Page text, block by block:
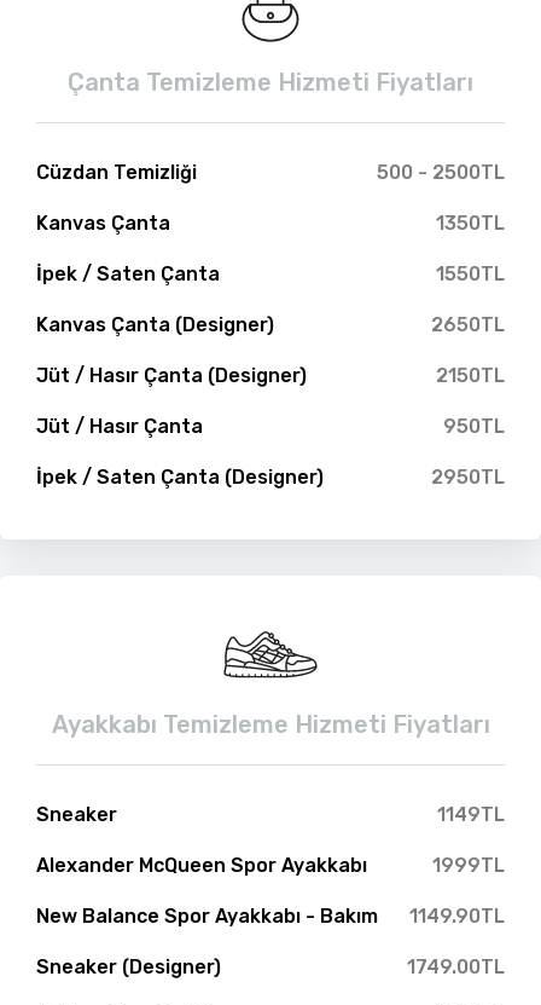
Çanta Temizleme Hizmeti Fiyatları
Cüzdan Temizliği 500 - 2500TL
Kanvas Çanta 1350TL
İpek / Saten Çanta 1550TL
Kanvas Çanta (Designer) 2650TL
Jüt / Hasır Çanta (Designer) 2150TL
Jüt / Hasır Çanta 950TL
İpek / Saten Çanta (Designer) 2950TL
Ayakkabı Temizleme Hizmeti Fiyatları
Sneaker 1149TL
Alexander McQueen Spor Ayakkabı 1999TL
New Balance Spor Ayakkabı - Bakım 1149.90TL
Sneaker (Designer) 1749.00TL